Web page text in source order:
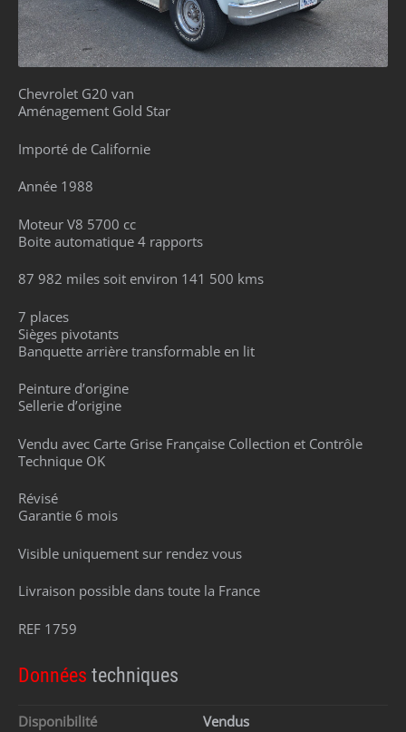
Chevrolet G20 van
Aménagement Gold Star
Importé de Californie
Année 1988
Moteur V8 5700 cc
Boite automatique 4 rapports
87 982 miles soit environ 141 500 kms
7 places
Sièges pivotants
Banquette arrière transformable en lit
Peinture d’origine
Sellerie d’origine
Vendu avec Carte Grise Française Collection et Contrôle
Technique OK
Révisé
Garantie 6 mois
Visible uniquement sur rendez vous
Livraison possible dans toute la France
REF 1759
Données techniques
Disponibilité
Vendus